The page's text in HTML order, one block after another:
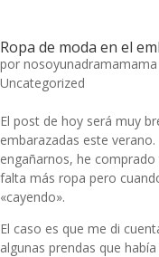
Ropa de moda en el
por nosoyunadramamama
Uncategorized
El post de hoy será muy
embarazadas este
engañarnos, he
falta más ropa pero
«cayendo».
El caso es que me di
algunas prendas que